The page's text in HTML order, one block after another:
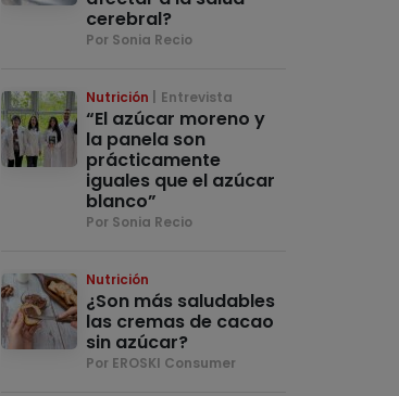
cerebral?
Por Sonia Recio
Nutrición Entrevista
“El azúcar moreno y
la panela son
prácticamente
iguales que el azúcar
blanco”
Por Sonia Recio
Nutrición
¿Son más saludables
las cremas de cacao
sin azúcar?
Por EROSKI Consumer